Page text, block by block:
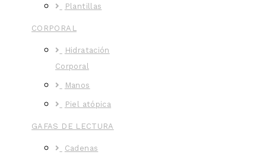
Plantillas
CORPORAL
Hidratación
Corporal
Manos
Piel atópica
GAFAS DE LECTURA
Cadenas